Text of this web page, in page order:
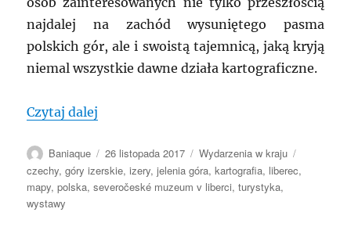
najdalej na zachód wysuniętego pasma
polskich gór, ale i swoistą tajemnicą, jaką kryją
niemal wszystkie dawne działa kartograficzne.
Czytaj dalej
Autor
Baniaque
Data
publikacji
26 listopada 2017 Kategorie
Wydarzenia w kraju
czechy,góry izerskie,izery,jelenia góra,kartografia, liberec,
mapy,polska,severočeské muzeum v liberci,turystyka,
wystawy